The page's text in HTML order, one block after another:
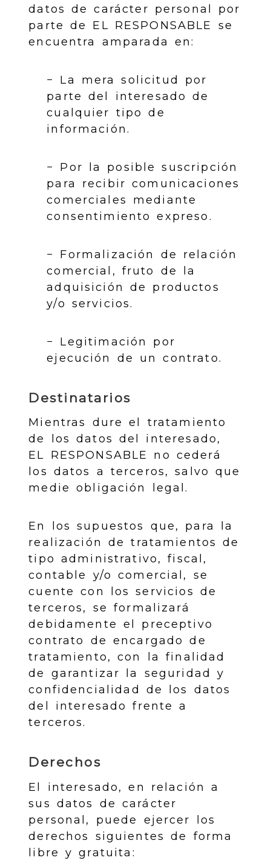
datos de carácter personal por
parte de EL RESPONSABLE se
encuentra amparada en:
− La mera solicitud por
parte del interesado de
cualquier tipo de
información.
− Por la posible suscripción
para recibir comunicaciones
comerciales mediante
consentimiento expreso.
− Formalización de relación
comercial, fruto de la
adquisición de productos
y/o servicios.
− Legitimación por
ejecución de un contrato.
Destinatarios
Mientras dure el tratamiento
de los datos del interesado,
EL RESPONSABLE no cederá
los datos a terceros, salvo que
medie obligación legal.
En los supuestos que, para la
realización de tratamientos de
tipo administrativo, fiscal,
contable y/o comercial, se
cuente con los servicios de
terceros, se formalizará
debidamente el preceptivo
contrato de encargado de
tratamiento, con la finalidad
de garantizar la seguridad y
confidencialidad de los datos
del interesado frente a
terceros.
Derechos
El interesado, en relación a
sus datos de carácter
personal, puede ejercer los
derechos siguientes de forma
libre y gratuita: